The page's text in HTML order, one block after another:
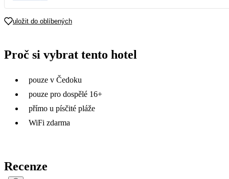
uložit do oblíbených
Proč si vybrat tento hotel
pouze v Čedoku
pouze pro dospělé 16+
přímo u písčité pláže
WiFi zdarma
Recenze